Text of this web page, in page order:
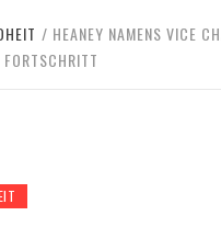
HEANEY NAMENS VICE